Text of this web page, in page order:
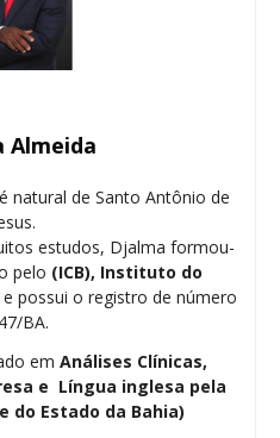
Almeida
é natural de Santo Antônio de
estudos, Djalma formou-
pelo (ICB), Instituto do
e possui o registro de número
BA.
em Análises Clínicas,
e Língua inglesa pela
do Estado da Bahia)